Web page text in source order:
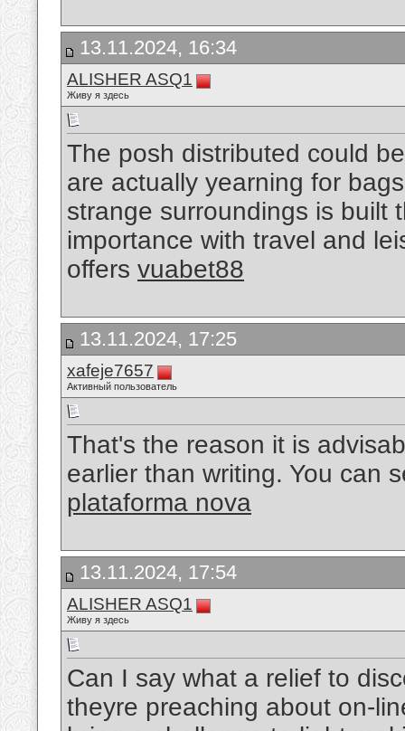
13.11.2024, 16:34
ALISHER ASQ1
Живу я здесь
The posh distributed could
are actually yearning for
strange surroundings is built
importance with travel and
offers vuabet88
13.11.2024, 17:25
xafeje7657
Активный пользователь
That's the reason it is
earlier than writing. You can
plataforma nova
13.11.2024, 17:54
ALISHER ASQ1
Живу я здесь
Can I say what a relief to
theyre preaching about on-